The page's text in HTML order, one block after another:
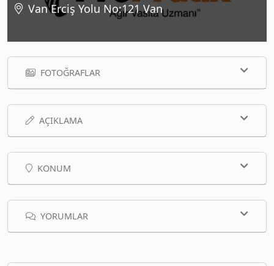
Van Erciş Yolu No:121 Van
FOTOĞRAFLAR
AÇIKLAMA
KONUM
YORUMLAR